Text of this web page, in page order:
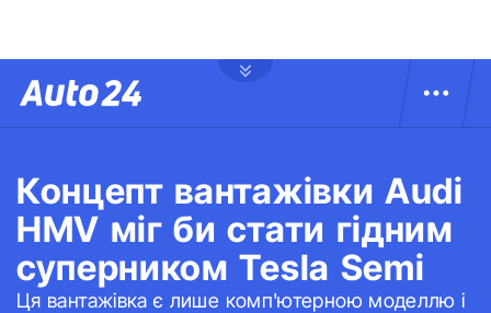
Концепт вантажівки Audi
HMV міг би стати гідним
суперником Tesla Semi
Ця вантажівка є лише комп'ютерною моделлю і